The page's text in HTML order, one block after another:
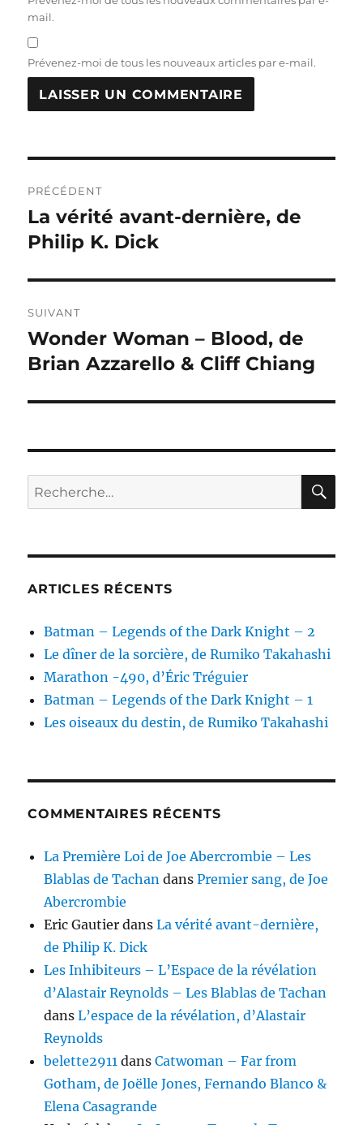
mail.
Prévenez-moi de tous les nouveaux articles par e-mail.
de
l’article
PRÉCÉDENT
Publication
précédente :
La vérité avant-dernière, de
Philip K. Dick
SUIVANT
Publication
suivante :
Wonder Woman – Blood, de
Brian Azzarello & Cliff Chiang
Recherche
pour :
ARTICLES RÉCENTS
Batman – Legends of the Dark Knight – 2
Le dîner de la sorcière, de Rumiko Takahashi
Marathon -490, d’Éric Tréguier
Batman – Legends of the Dark Knight – 1
Les oiseaux du destin, de Rumiko Takahashi
COMMENTAIRES RÉCENTS
La Première Loi de Joe Abercrombie – Les
Blablas de Tachan dansPremier sang, de Joe
Abercrombie
Eric Gautier dansLa vérité avant-dernière,
de Philip K. Dick
Les Inhibiteurs – L’Espace de la révélation
d’Alastair Reynolds – Les Blablas de Tachan
dansL’espace de la révélation, d’Alastair
Reynolds
belette2911 dansCatwoman – Far from
Gotham, de Joëlle Jones, Fernando Blanco &
Elena Casagrande